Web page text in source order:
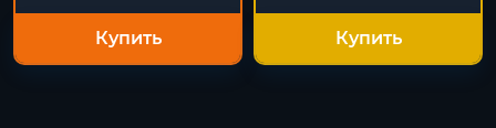
Купить Купить